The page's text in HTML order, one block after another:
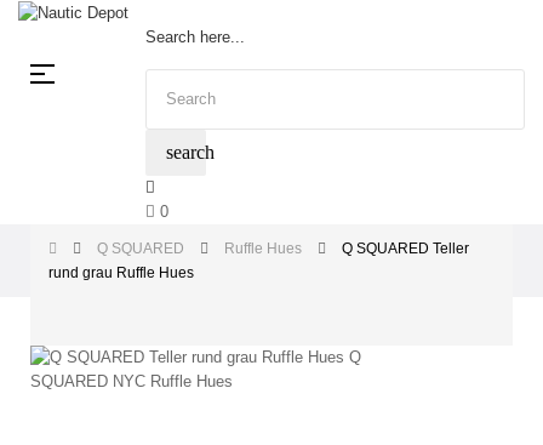
Toggle
☰
Search here...
search
0
Q SQUARED Ruffle Hues
Q SQUARED Teller
rund grau Ruffle Hues